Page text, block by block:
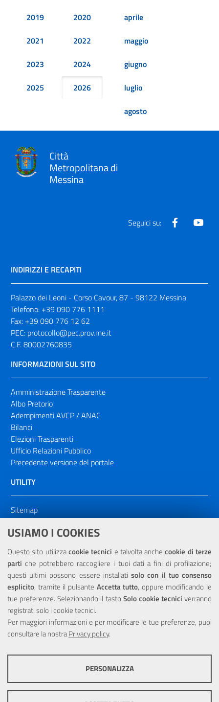
USIAMO I COOKIES
Questo sito utilizzacookie tecnici e talvolta anchecookie di terze
parti che potrebbero raccogliere i tuoi dati a fini di profilazione;
questi ultimi possono essere installatisolo con il tuo consenso
esplicito, tramite il pulsante Accetta tutto, oppure modificando le
tue preferenze. Selezionando il tasto Solo cookie tecnici verranno
registrati solo i cookie tecnici.
Per maggiori informazioni e per modificare le tue preferenze, puoi
consultare la nostraPrivacy policy.
PERSONALIZZA
2019
2020
2021
2022
2023
2024
2025
2026
aprile
maggio
giugno
luglio
agosto
Città
Metropolitana di
Messina
Seguici su: Facebook
INDIRIZZI E RECAPITI
Palazzo dei Leoni - Corso Cavour, 87 - 98122 Messina
Telefono: +39 090 776 1111
Fax: +39 090 776 12 62
PEC: protocollo@pec.prov.me.it
C.F. 80002760835
INFORMAZIONI SUL SITO
Amministrazione Trasparente
Albo Pretorio
Adempimenti AVCP / ANAC
Bilanci
Elezioni Trasparenti
Ufficio Relazioni Pubblico
Precedente versione del portale
UTILITY
Sitemap
Dichiarazione di accessibilità
NOTE LEGALI
Privacy
Portale realizzato con la partecipazione finanziaria dell'Unione
Europea tramite i fondi del POR Sicilia 2000/2006 Misura 6.05 -